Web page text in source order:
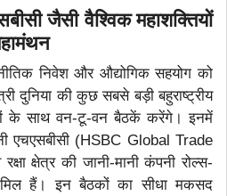
जैसी वैश्विक महाशक्तियों
निवेश और औद्योगिक सहयोग को
दुनिया की कुछ सबसे बड़ी बहुराष्ट्रीय
के साथ वन-टू-वन बैठकें करेंगे। इनमें
एचएसबीसी (HSBC Global Trade
क्षेत्र की जानी-मानी कंपनी रोल्स-
हैं। इन बैठकों का सीधा मकसद